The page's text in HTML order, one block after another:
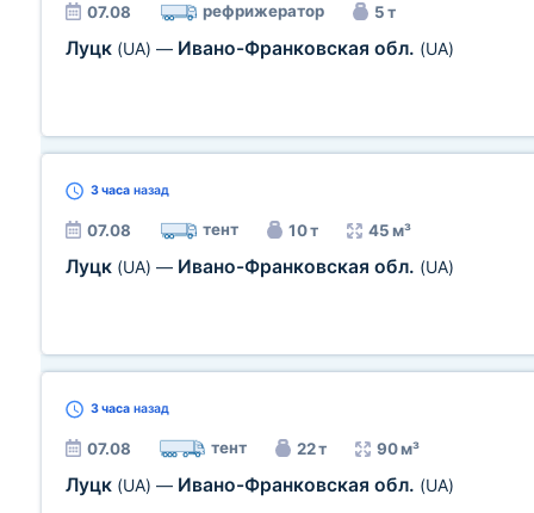
07.08 рефрижератор 5 т
Луцк (UA) — Ивано-Франковская обл. (UA)
3 часа назад
07.08 тент 10 т 45 м³
Луцк (UA) — Ивано-Франковская обл. (UA)
3 часа назад
07.08 тент 22 т 90 м³
Луцк (UA) — Ивано-Франковская обл. (UA)